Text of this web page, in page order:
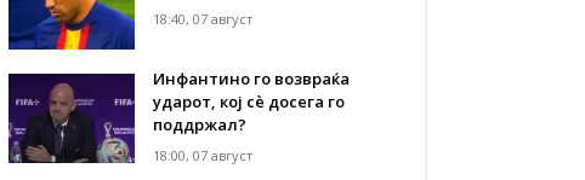
18:40, 07 август
Инфантино го возвраќа
ударот, кој сè досега го
поддржал?
18:00, 07 август